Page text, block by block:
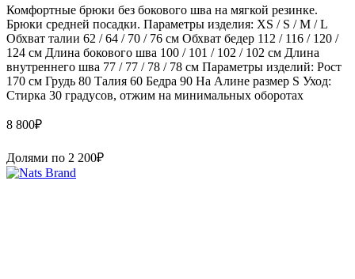
Комфортные брюки без бокового шва на мягкой резинке.
Брюки средней посадки. Параметры изделия: XS / S / M / L
Обхват талии 62 / 64 / 70 / 76 см Обхват бедер 112 / 116 / 120 /
124 см Длина бокового шва 100 / 101 / 102 / 102 см Длина
внутреннего шва 77 / 77 / 78 / 78 см Параметры изделий: Рост
170 см Грудь 80 Талия 60 Бедра 90 На Алине размер S Уход:
Стирка 30 градусов, отжим на минимальных оборотах
8 800₽
Долями по 2 200₽